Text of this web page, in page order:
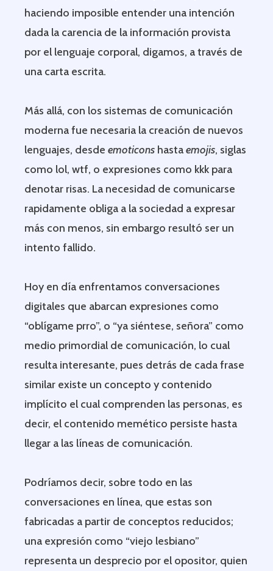
haciendo imposible entender una intención
dada la carencia de la información provista
por el lenguaje corporal, digamos, a través de
una carta escrita.
Más allá, con los sistemas de comunicación
moderna fue necesaria la creación de nuevos
lenguajes, desde emoticons hastaemojis, siglas
como lol, wtf, o expresiones como kkk para
denotar risas. La necesidad de comunicarse
rapidamente obliga a la sociedad a expresar
más con menos, sin embargo resultó ser un
intento fallido.
Hoy en día enfrentamos conversaciones
digitales que abarcan expresiones como
“oblígame prro”, o “ya siéntese, señora” como
medio primordial de comunicación, lo cual
resulta interesante, pues detrás de cada frase
similar existe un concepto y contenido
implícito el cual comprenden las personas, es
decir, el contenido memético persiste hasta
llegar a las líneas de comunicación.
Podríamos decir, sobre todo en las
conversaciones en línea, que estas son
fabricadas a partir de conceptos reducidos;
una expresión como “viejo lesbiano”
representa un desprecio por el opositor, quien